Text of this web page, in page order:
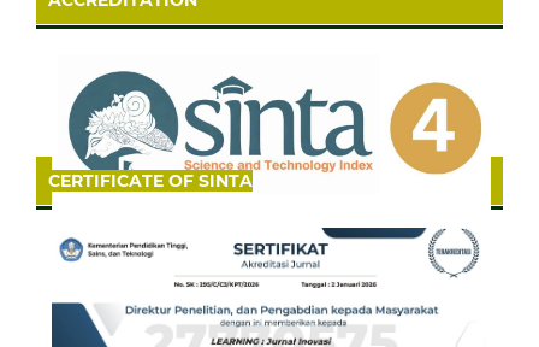
CERTIFICATE OF SINTA